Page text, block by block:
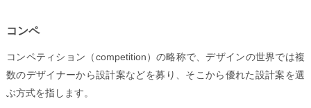
コンペ
コンペティション（competition）の略称で、デザインの世界では複
数のデザイナーから設計案などを募り、そこから優れた設計案を選
ぶ方式を指します。